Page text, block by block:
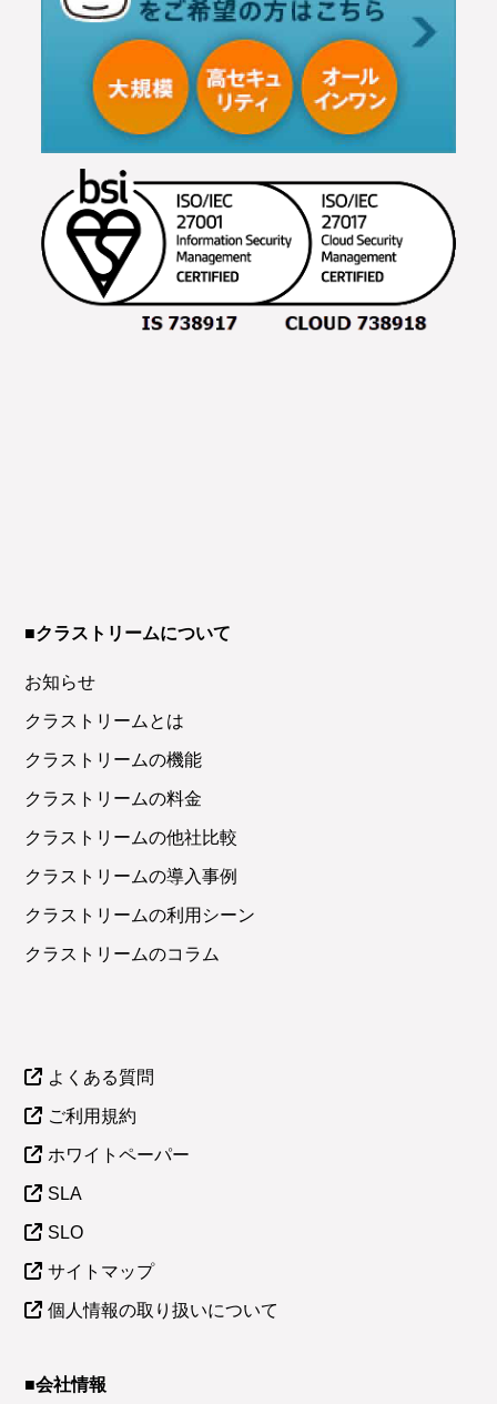
■クラストリームについて
お知らせ
クラストリームとは
クラストリームの機能
クラストリームの料金
クラストリームの他社比較
クラストリームの導入事例
クラストリームの利用シーン
クラストリームのコラム
よくある質問
ご利用規約
ホワイトペーパー
SLA
SLO
サイトマップ
個人情報の取り扱いについて
■会社情報